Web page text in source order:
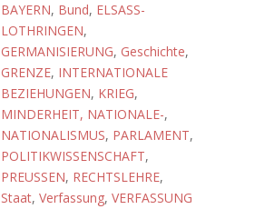
BAYERN, Bund, ELSASS-
LOTHRINGEN,
GERMANISIERUNG, Geschichte,
GRENZE, INTERNATIONALE
BEZIEHUNGEN, KRIEG,
MINDERHEIT, NATIONALE-,
NATIONALISMUS, PARLAMENT,
POLITIKWISSENSCHAFT,
PREUSSEN, RECHTSLEHRE,
Staat, Verfassung, VERFASSUNG